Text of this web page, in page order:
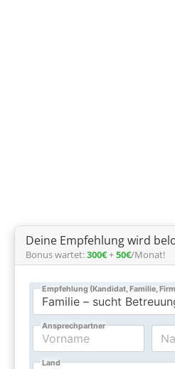
Kontaktieren
 0800 000

Deine Empfehlung wird
Bonus wartet:300€+50€/Monat!